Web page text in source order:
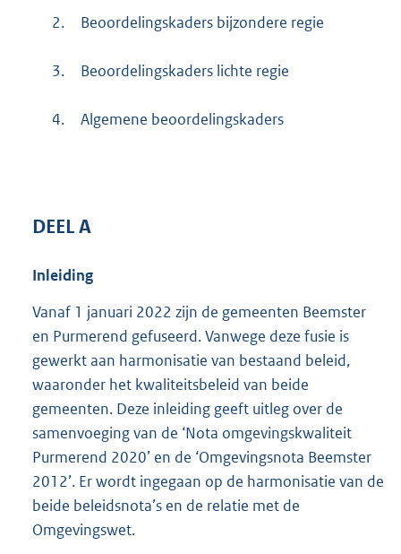
2. Beoordelingskaders bijzondere regie
3. Beoordelingskaders lichte regie
4. Algemene beoordelingskaders
DEEL A
Inleiding
Vanaf 1 januari 2022 zijn de gemeenten Beemster
en Purmerend gefuseerd. Vanwege deze fusie is
gewerkt aan harmonisatie van bestaand beleid,
waaronder het kwaliteitsbeleid van beide
gemeenten. Deze inleiding geeft uitleg over de
samenvoeging van de ‘Nota omgevingskwaliteit
Purmerend 2020’ en de ‘Omgevingsnota Beemster
2012’. Er wordt ingegaan op de harmonisatie van de
beide beleidsnota’s en de relatie met de
Omgevingswet.